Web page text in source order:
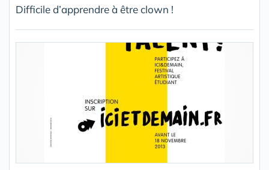
Difficile d’apprendre à être clown !